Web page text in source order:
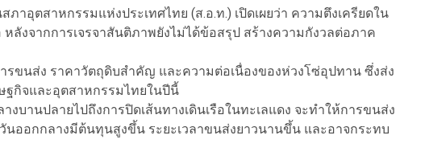
าอุตสาหกรรมแห่งประเทศไทย (ส.อ.ท.) เปิดเผยว่า ความตึงเครียดใน
ลังจากการเจรจาสันติภาพยังไม่ได้ข้อสรุป สร้างความกังวลต่อภาค
ขนส่ง ราคาวัตถุดิบสำคัญ และความต่อเนื่องของห่วงโซ่อุปทาน ซึ่งส่ง
ฐกิจและอุตสาหกรรมไทยในปีนี้
บานปลายไปถึงการปิดเส้นทางเดินเรือในทะเลแดง จะทำให้การขนส่ง
นออกกลางมีต้นทุนสูงขึ้น ระยะเวลาขนส่งยาวนานขึ้น และอาจกระทบ